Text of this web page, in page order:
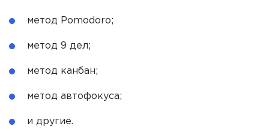
метод Pomodoro;
метод 9 дел;
метод канбан;
метод автофокуса;
и другие.